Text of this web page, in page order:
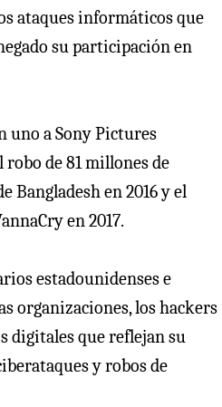
ataques informáticos que
su participación en
uno a Sony Pictures
de 81 millones de
Bangladesh en 2016 y el
en 2017.
estadounidenses e
organizaciones, los hackers
digitales que reflejan su
y robos de